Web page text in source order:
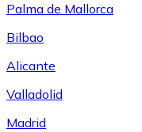
Palma de Mallorca
Bilbao
Alicante
Valladolid
Madrid